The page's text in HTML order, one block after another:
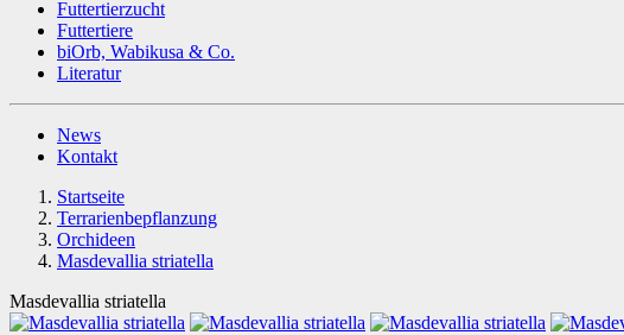
Futtertierzucht
Futtertiere
biOrb, Wabikusa & Co.
Literatur
News
Kontakt
Startseite
Terrarienbepflanzung
Orchideen
Masdevallia striatella
Masdevallia striatella